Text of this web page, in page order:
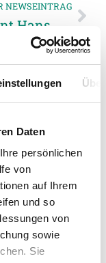
Daten
persönlichen
von
auf Ihrem
und so
von
sowie
Sie
NEWSEINTRAG